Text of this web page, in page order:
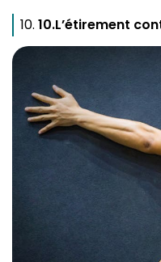
10.L’étirement